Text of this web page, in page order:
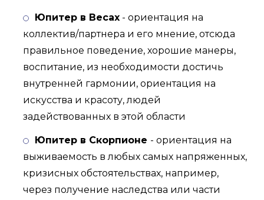
Юпитер в Весах - ориентация на
коллектив/партнера и его мнение, отсюда
правильное поведение, хорошие манеры,
воспитание, из необходимости достичь
внутренней гармонии, ориентация на
искусства и красоту, людей
задействованных в этой области
Юпитер в Скорпионе - ориентация на
выживаемость в любых самых напряженных,
кризисных обстоятельствах, например,
через получение наследства или части